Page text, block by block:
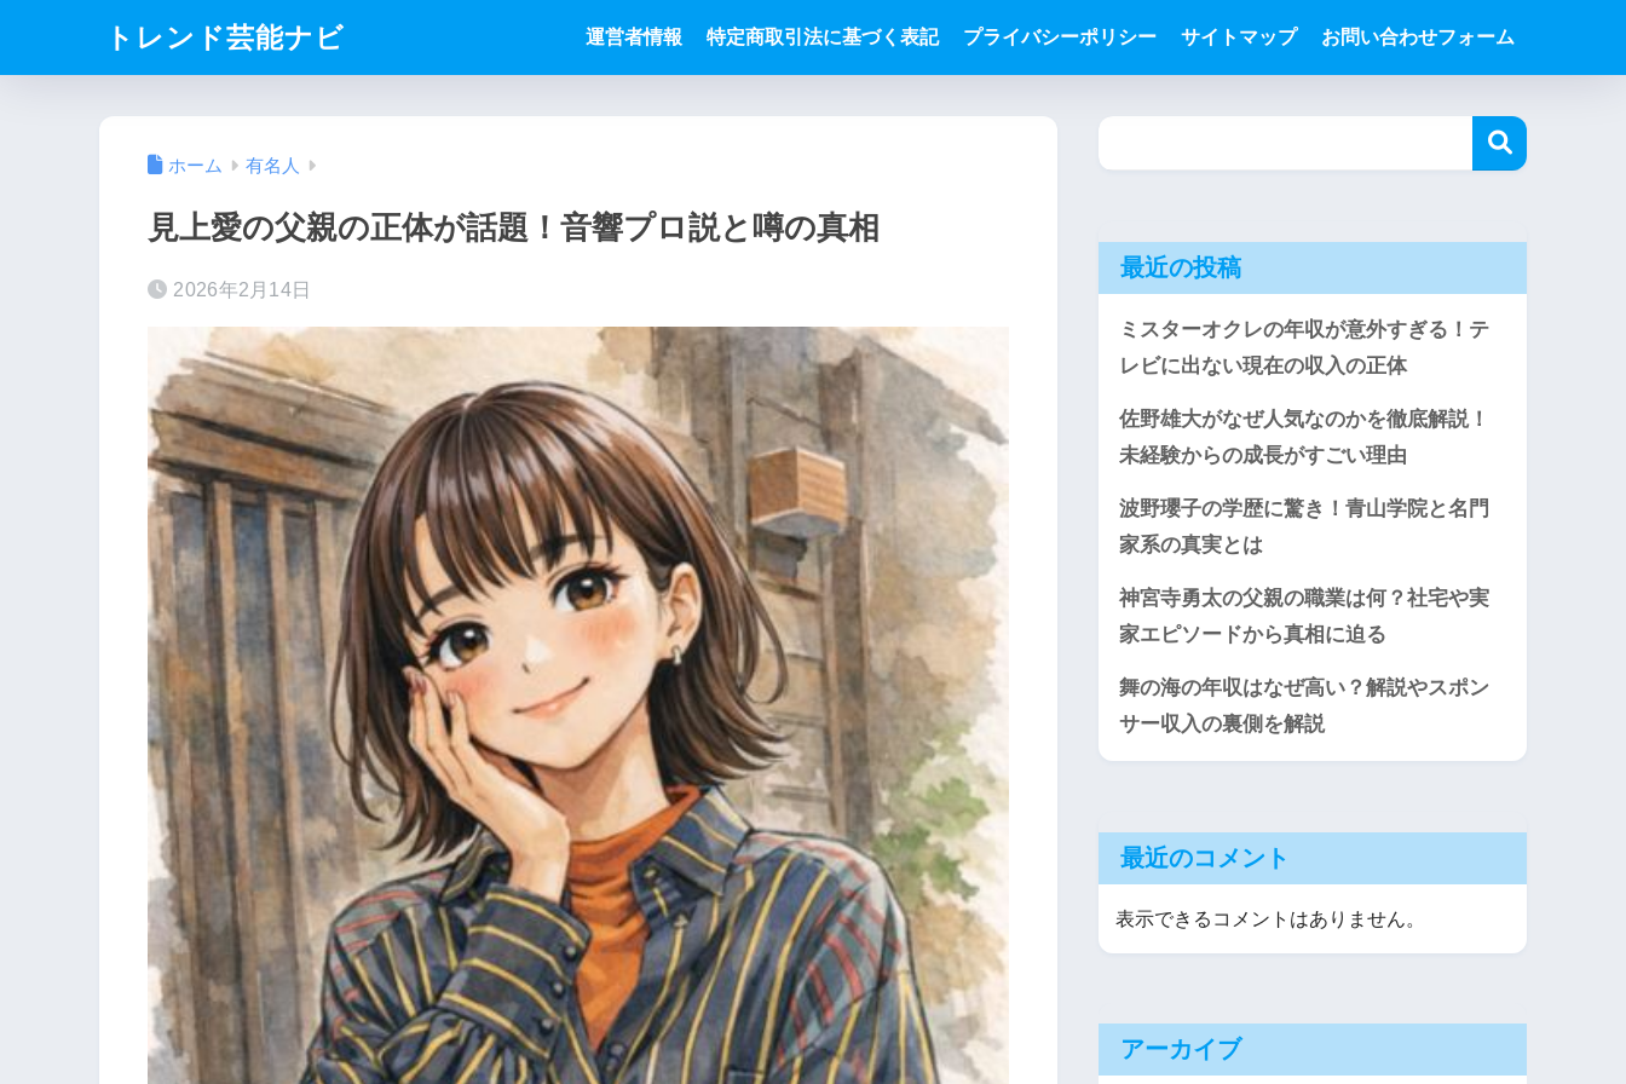
トレンド芸能ナビ 運営者情報 特定商取引法に基づく表記 プライバシーポリシー サイトマップ お問い合わせフォーム
ホーム 有名人
見上愛の父親の正体が話題！音響プロ説と噂の真相
2026年2月14日
最近の投稿
ミスターオクレの年収が意外すぎる！テ
レビに出ない現在の収入の正体
佐野雄大がなぜ人気なのかを徹底解説！
未経験からの成長がすごい理由
波野瓔子の学歴に驚き！青山学院と名門
家系の真実とは
神宮寺勇太の父親の職業は何？社宅や実
家エピソードから真相に迫る
舞の海の年収はなぜ高い？解説やスポン
サー収入の裏側を解説
最近のコメント
表示できるコメントはありません。
アーカイブ